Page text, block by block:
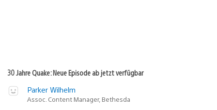
30 Jahre Quake: Neue Episode ab jetzt verfügbar
Parker Wilhelm
Assoc. Content Manager, Bethesda